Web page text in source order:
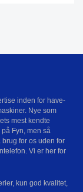
inden for have-
Nye som
mest kendte
Fyn, men så
for os uden for
Vi er her for
kun god kvalitet,